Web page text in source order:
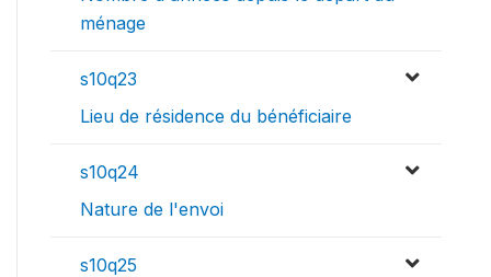
ménage
s10q23
Lieu de résidence du bénéficiaire
s10q24
Nature de l'envoi
s10q25